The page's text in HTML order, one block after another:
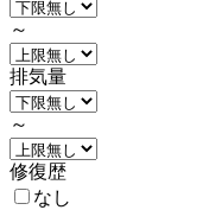
～
排気量
～
修復歴
なし